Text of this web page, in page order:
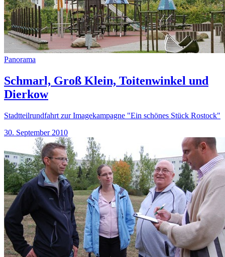
Panorama
Schmarl, Groß Klein, Toitenwinkel und
Dierkow
Stadtteilrundfahrt zur Imagekampagne "Ein schönes Stück Rostock"
30. September 2010